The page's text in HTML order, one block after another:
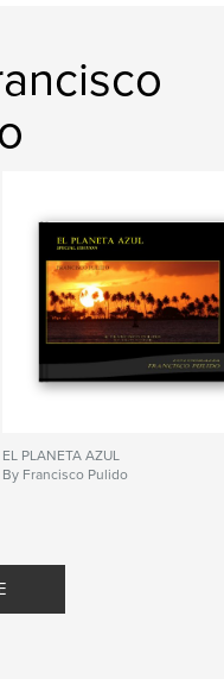
EL PLANETA AZUL
By Francisco Pulido